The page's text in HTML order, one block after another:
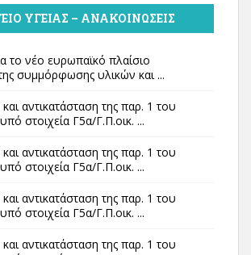
ΥΓΕΊΑΣ – ΑΝΑΚΟΙΝΏΣΕΙΣ
το νέο ευρωπαϊκό πλαίσιο
συμμόρφωσης υλικών και ...
αντικατάσταση της παρ. 1 του
στοιχεία Γ5α/Γ.Π.οικ. ...
αντικατάσταση της παρ. 1 του
στοιχεία Γ5α/Γ.Π.οικ. ...
αντικατάσταση της παρ. 1 του
στοιχεία Γ5α/Γ.Π.οικ. ...
αντικατάσταση της παρ. 1 του